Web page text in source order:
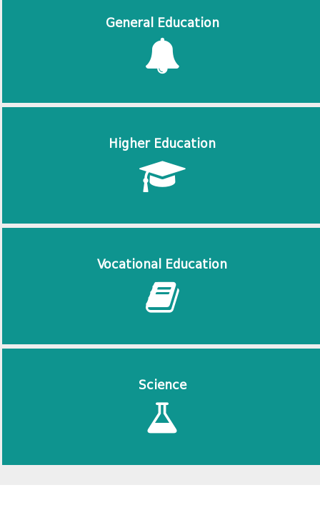
General Education
Higher Education
Vocational Education
Science